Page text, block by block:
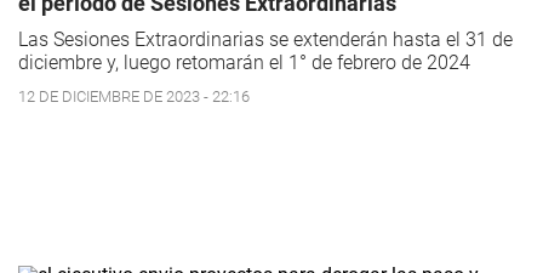
Las Sesiones Extraordinarias se extenderán hasta el 31 de
diciembre y, luego retomarán el 1° de febrero de 2024
12 DE DICIEMBRE DE 2023 - 22:16